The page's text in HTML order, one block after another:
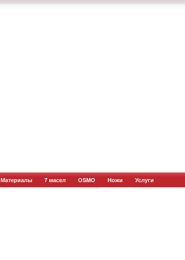
Материалы 7 масел OSMO Ножи Услуги